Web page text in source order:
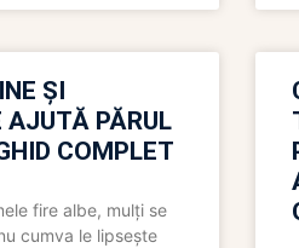
ȘI
AJUTĂ PĂRUL
COMPLET
fire albe, mulți se
cumva le lipsește